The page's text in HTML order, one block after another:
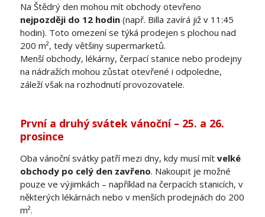
Na Štědrý den mohou mít obchody otevřeno
nejpozději do 12 hodin(např. Billa zavírá již v 11:45
hodin). Toto omezení se týká prodejen s plochou nad
200 m², tedy většiny supermarketů.
Menší obchody, lékárny, čerpací stanice nebo prodejny
na nádražích mohou zůstat otevřené i odpoledne,
záleží však na rozhodnutí provozovatele.
První a druhý svátek vánoční – 25. a 26.
prosince
Oba vánoční svátky patří mezi dny, kdy musí mít velké
obchody po celý den zavřeno. Nakoupit je možné
pouze ve výjimkách – například na čerpacích stanicích, v
některých lékárnách nebo v menších prodejnách do 200
m².